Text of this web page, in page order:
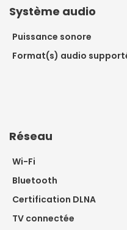
Système audio
Puissance sonore
Format(s) audio
Réseau
Wi-Fi
Bluetooth
Certification DLNA
TV connectée